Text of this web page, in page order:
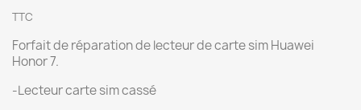
TTC
Forfait de réparation de lecteur de carte sim Huawei
Honor 7.
-Lecteur carte sim cassé